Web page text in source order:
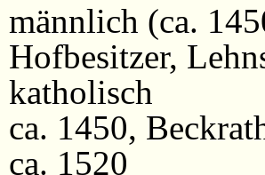
männlich (ca.
Hofbesitzer,
katholisch
ca. 1450,
ca. 1520